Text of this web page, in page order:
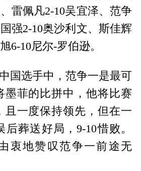
雷佩凡2-10吴宜泽、范争
强2-10奥沙利文、斯佳辉
6-10尼尔-罗伯逊。
国选手中，范争一是最可
墨菲的比拼中，他将比赛
且一度保持领先，但在一
葬送好局，9-10惜败。
衷地赞叹范争一前途无